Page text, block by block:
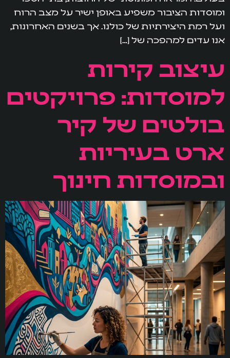
ומוסדות הציבור משפיע באופן ישיר על מצב הרוח
ועל רמת היצירתיות של כולנו. אך בשנים האחרונות,
אנו עדים למהפכה של […]
עיצוב קירות
למוסדות: פרויקטים
בולטים של קיר
ארט בעיריות
ובמוסדות חינוך